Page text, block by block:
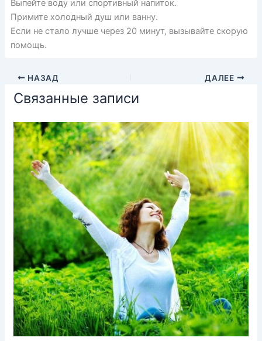
Выпейте воду или спортивный напиток.
Примите холодный душ или ванну.
Если не стало лучше через 20 минут, вызывайте скорую
помощь.
НАЗАД ДАЛЕЕ
Связанные записи